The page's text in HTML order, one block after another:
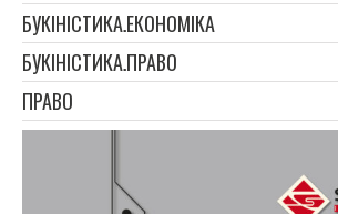
БУКІНІСТИКА.ЕКОНОМІКА
БУКІНІСТИКА.ПРАВО
ПРАВО